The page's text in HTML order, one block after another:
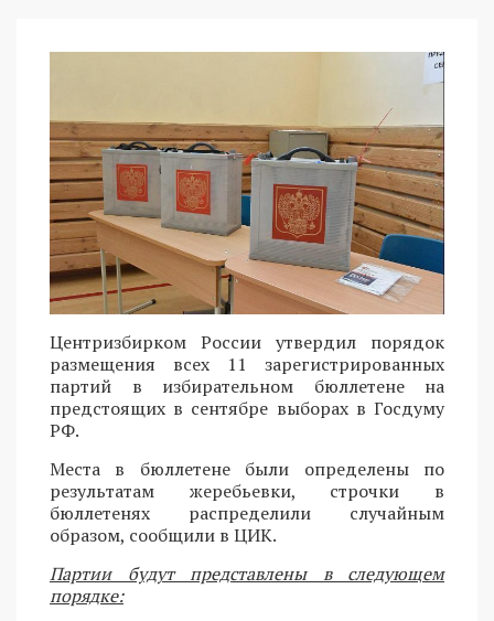
Центризбирком России утвердил порядок
размещения всех 11 зарегистрированных
партий в избирательном бюллетене на
предстоящих в сентябре выборах в Госдуму
РФ.
Места в бюллетене были определены по
результатам жеребьевки, строчки в
бюллетенях распределили случайным
образом, сообщили в ЦИК.
Партии будут представлены в следующем
порядке: